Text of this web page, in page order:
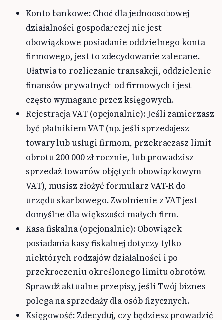
Konto bankowe: Choć dla jednoosobowej
działalności gospodarczej nie jest
obowiązkowe posiadanie oddzielnego konta
firmowego, jest to zdecydowanie zalecane.
Ułatwia to rozliczanie transakcji, oddzielenie
finansów prywatnych od firmowych i jest
często wymagane przez księgowych.
Rejestracja VAT (opcjonalnie): Jeśli zamierzasz
być płatnikiem VAT (np. jeśli sprzedajesz
towary lub usługi firmom, przekraczasz limit
obrotu 200 000 zł rocznie, lub prowadzisz
sprzedaż towarów objętych obowiązkowym
VAT), musisz złożyć formularz VAT-R do
urzędu skarbowego. Zwolnienie z VAT jest
domyślne dla większości małych firm.
Kasa fiskalna (opcjonalnie): Obowiązek
posiadania kasy fiskalnej dotyczy tylko
niektórych rodzajów działalności i po
przekroczeniu określonego limitu obrotów.
Sprawdź aktualne przepisy, jeśli Twój biznes
polega na sprzedaży dla osób fizycznych.
Księgowość: Zdecyduj, czy będziesz prowadzić